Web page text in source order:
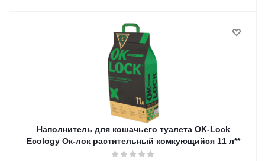
Наполнитель для кошачьего туалета OK-Lock
Ecology Ок-лок растительный комкующийся 11 л**